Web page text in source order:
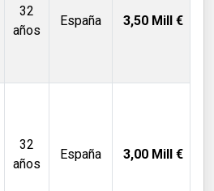
32
años
España 3,50 Mill €
32
años
España 3,00 Mill €